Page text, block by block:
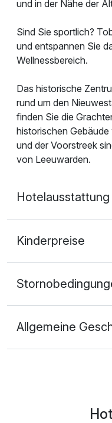
und in der Nähe der
Sind Sie sportlich?
und entspannen Sie
Wellnessbereich.
Das historische
rund um den
finden Sie die
historischen
und der Voorstreek
von Leeuwarden.
Hotelausstattung
Kinderpreise
Allgemeine